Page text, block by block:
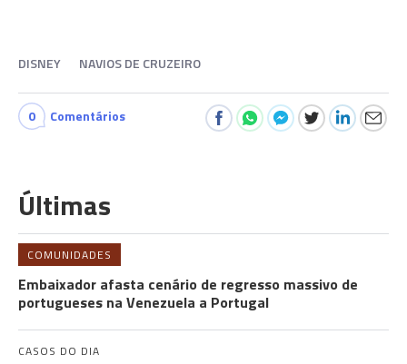
DISNEY NAVIOS DE CRUZEIRO
0 Comentários
Últimas
COMUNIDADES
Embaixador afasta cenário de regresso massivo de
portugueses na Venezuela a Portugal
CASOS DO DIA